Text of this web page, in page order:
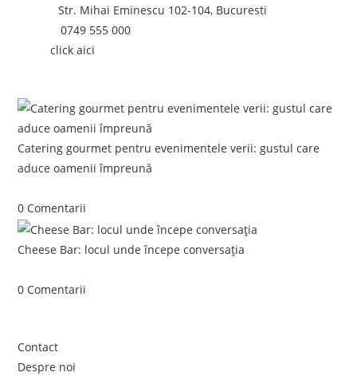
Adresa:Str. Mihai Eminescu 102-104, Bucuresti
Telefon:0749 555 000
Email:click aici
Catering gourmet pentru evenimentele verii: gustul care
aduce oamenii împreună
0 Comentarii
Cheese Bar: locul unde începe conversația
0 Comentarii
Contact
Despre noi